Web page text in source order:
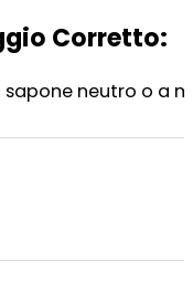
Corretto:
neutro o a